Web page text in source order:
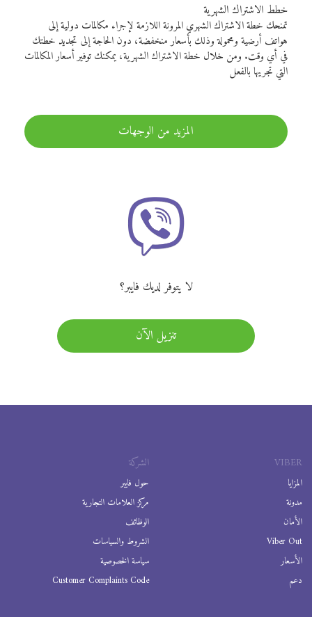
خطط الاشتراك الشهرية
تمنحك خطة الاشتراك الشهري المرونة اللازمة لإجراء مكالمات دولية إلى
هواتف أرضية ومحمولة وذلك بأسعار منخفضة، دون الحاجة إلى تجديد خطتك
في أي وقت. ومن خلال خطة الاشتراك الشهرية، يمكنك توفير أسعار المكالمات
التي تجريها بالفعل
المزيد من الوجهات
لا يتوفر لديك فايبر؟
تنزيل الآن
VIBER
المزايا
مدونة
الأمان
Viber Out
الأسعار
دعم
الشركة
حول فايبر
مركز العلامات التجارية
الوظائف
الشروط والسياسات
سياسة الخصوصية
Customer Complaints Code